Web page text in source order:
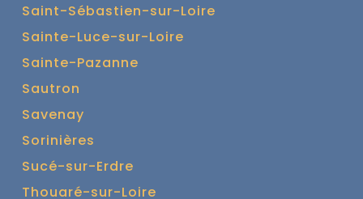
Saint-Sébastien-sur-Loire
Sainte-Luce-sur-Loire
Sainte-Pazanne
Sautron
Savenay
Sorinières
Sucé-sur-Erdre
Thouaré-sur-Loire